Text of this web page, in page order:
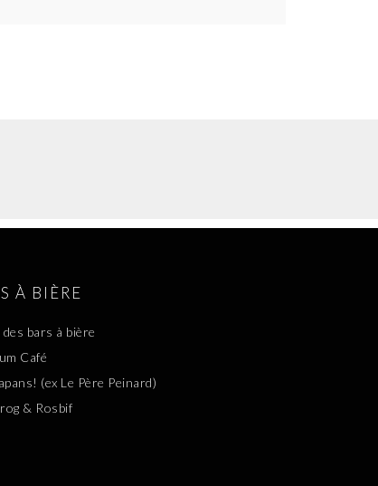
À BIÈRE
bars à bière
Café
(ex Le Père Peinard)
& Rosbif